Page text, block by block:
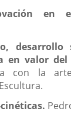
en
en valor del
con la